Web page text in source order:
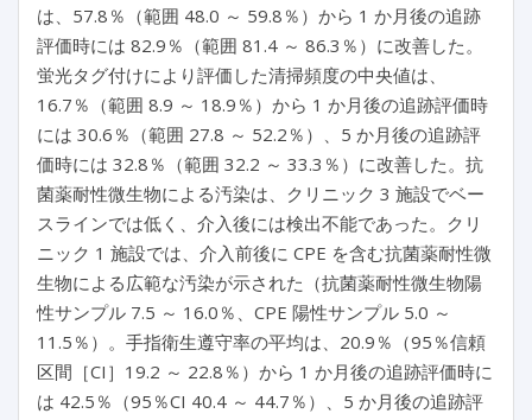
は、57.8％（範囲 48.0 ～ 59.8％）から 1 か月後の追跡
評価時には 82.9％（範囲 81.4 ～ 86.3％）に改善した。
蛍光タグ付けにより評価した清掃頻度の中央値は、
16.7％（範囲 8.9 ～ 18.9％）から 1 か月後の追跡評価時
には 30.6％（範囲 27.8 ～ 52.2％）、5 か月後の追跡評
価時には 32.8％（範囲 32.2 ～ 33.3％）に改善した。抗
菌薬耐性微生物による汚染は、クリニック 3 施設でベー
スラインでは低く、介入後には検出不能であった。クリ
ニック 1 施設では、介入前後に CPE を含む抗菌薬耐性微
生物による広範な汚染が示された（抗菌薬耐性微生物陽
性サンプル 7.5 ～ 16.0％、CPE 陽性サンプル 5.0 ～
11.5％）。手指衛生遵守率の平均は、20.9％（95％信頼
区間［CI］19.2 ～ 22.8％）から 1 か月後の追跡評価時に
は 42.5％（95％CI 40.4 ～ 44.7％）、5 か月後の追跡評